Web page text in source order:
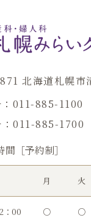
北海道札幌市
011-885-1100
011-885-1700
間［予約制］
月 火
：00 ○ ○